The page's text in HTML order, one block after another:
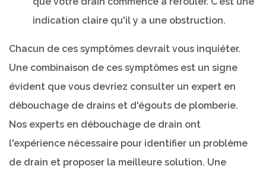
indication claire qu'il y a une obstruction.
Chacun de ces symptômes devrait vous inquiéter.
Une combinaison de ces symptômes est un signe
évident que vous devriez consulter un expert en
débouchage de drains et d'égouts de plomberie.
Nos experts en débouchage de drain ont
l'expérience nécessaire pour identifier un problème
de drain et proposer la meilleure solution. Une